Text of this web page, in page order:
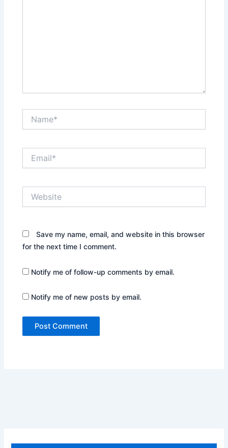
Save my name, email, and website in this browser
for the next time I comment.
Notify me of follow-up comments by email.
Notify me of new posts by email.